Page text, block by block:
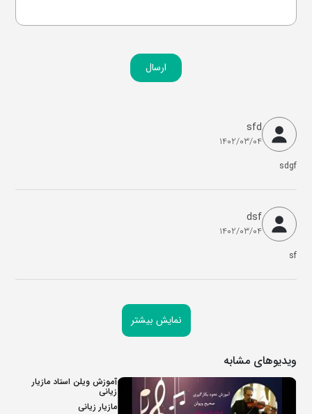
ارسال
sfd
1402/03/04
sdgf
dsf
1402/03/04
sf
نمایش بیشتر
ویدیوهای مشابه
آموزش ویلن استاد مازیار
زیانی
مازیار زیانی